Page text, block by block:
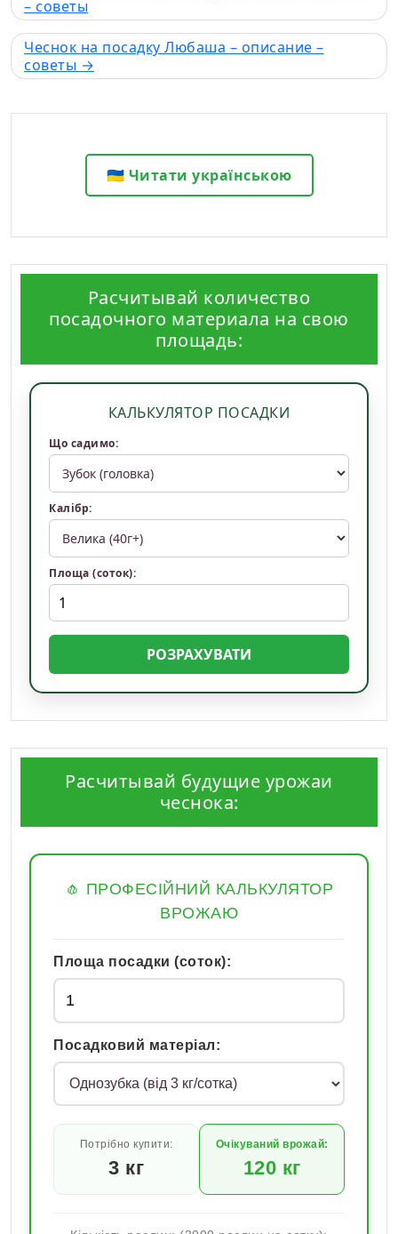
– советы
Чеснок на посадку Любаша – описание –
советы
🇺🇦 Читати українською
Расчитывай количество
посадочного материала на свою
площадь:
КАЛЬКУЛЯТОР ПОСАДКИ
Що садимо:
Калібр:
Площа (соток):
РОЗРАХУВАТИ
Расчитывай будущие урожаи
чеснока:
🧄 ПРОФЕСІЙНИЙ КАЛЬКУЛЯТОР
ВРОЖАЮ
Площа посадки (соток):
Посадковий матеріал:
Потрібно купити:
3 кг
Очікуваний врожай:
120 кг